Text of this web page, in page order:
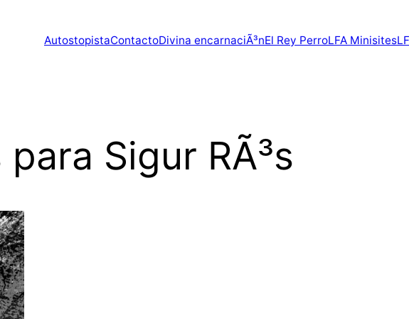
AutostopistaContactoDivina encarnaciÃ³nEl Rey PerroLFA Minisites
Sigur RÃ³s